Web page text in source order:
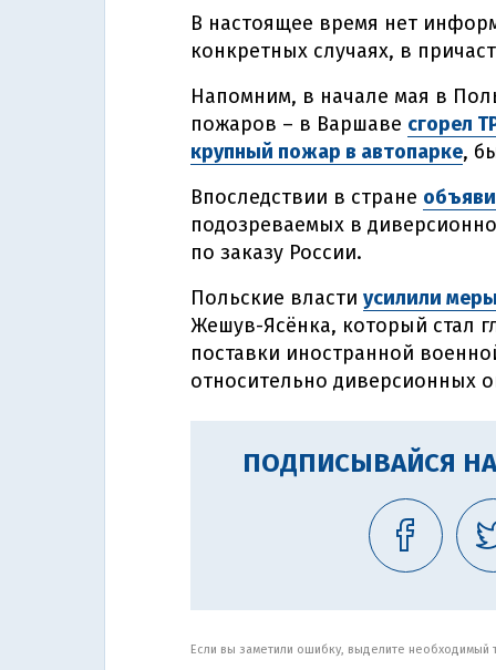
В настоящее время нет
конкретных случаях, в
Напомним, в начале мая в
пожаров – в Варшаве сгорел
крупный пожар в автопарке,
Впоследствии в стране
подозреваемых в
по заказу России.
Польские власти усилили
Жешув-Ясёнка, который стал
поставки иностранной
относительно диверсионных
ПОДПИСЫВАЙСЯ
Если вы заметили ошибку, выделите необходимый